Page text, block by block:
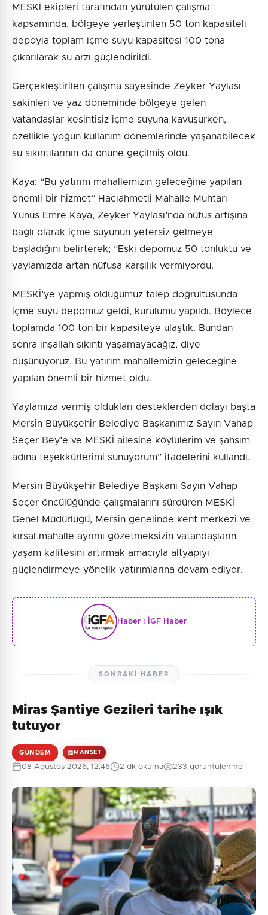
MESKİ ekipleri tarafından yürütülen çalışma
kapsamında, bölgeye yerleştirilen 50 ton kapasiteli
depoyla toplam içme suyu kapasitesi 100 tona
çıkarılarak su arzı güçlendirildi.
Gerçekleştirilen çalışma sayesinde Zeyker Yaylası
sakinleri ve yaz döneminde bölgeye gelen
vatandaşlar kesintisiz içme suyuna kavuşurken,
özellikle yoğun kullanım dönemlerinde yaşanabilecek
su sıkıntılarının da önüne geçilmiş oldu.
Kaya: “Bu yatırım mahallemizin geleceğine yapılan
önemli bir hizmet” Hacıahmetli Mahalle Muhtarı
Yunus Emre Kaya, Zeyker Yaylası’nda nüfus artışına
bağlı olarak içme suyunun yetersiz gelmeye
başladığını belirterek; “Eski depomuz 50 tonluktu ve
yaylamızda artan nüfusa karşılık vermiyordu.
MESKİ’ye yapmış olduğumuz talep doğrultusunda
içme suyu depomuz geldi, kurulumu yapıldı. Böylece
toplamda 100 ton bir kapasiteye ulaştık. Bundan
sonra inşallah sıkıntı yaşamayacağız, diye
düşünüyoruz. Bu yatırım mahallemizin geleceğine
yapılan önemli bir hizmet oldu.
Yaylamıza vermiş oldukları desteklerden dolayı başta
Mersin Büyükşehir Belediye Başkanımız Sayın Vahap
Seçer Bey’e ve MESKİ ailesine köylülerim ve şahsım
adına teşekkürlerimi sunuyorum” ifadelerini kullandı.
Mersin Büyükşehir Belediye Başkanı Sayın Vahap
Seçer öncülüğünde çalışmalarını sürdüren MESKİ
Genel Müdürlüğü, Mersin genelinde kent merkezi ve
kırsal mahalle ayrımı gözetmeksizin vatandaşların
yaşam kalitesini artırmak amacıyla altyapıyı
güçlendirmeye yönelik yatırımlarına devam ediyor.
Haber : İGF Haber
SONRAKI HABER
Miras Şantiye Gezileri tarihe ışık
tutuyor
GÜNDEM MANŞET
08 Ağustos 2026, 12:46 2 dk okuma 233 görüntülenme